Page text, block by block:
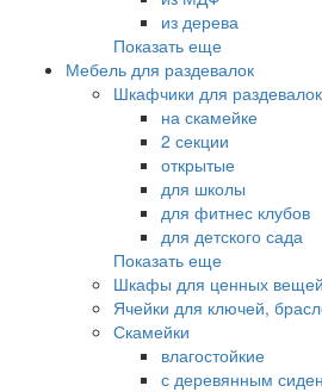
из дерева
Показать еще
Мебель для раздевалок
Шкафчики для раздевалок
на скамейке
2 секции
открытые
для школы
для фитнес клубов
для детского сада
Показать еще
Шкафы для ценных вещей
Ячейки для ключей,
Скамейки
влагостойкие
с деревянным